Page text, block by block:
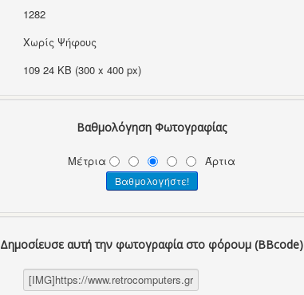
1282
Χωρίς Ψήφους
109 24 KB (300 x 400 px)
Βαθμολόγηση Φωτογραφίας
Μέτρια Άρτια
Δημοσίευσε αυτή την φωτογραφία στο φόρουμ (BBcode)